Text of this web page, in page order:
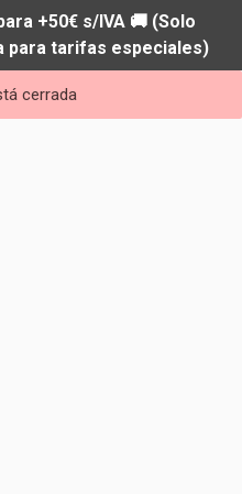
+50€ s/IVA 🚚 (Solo
para tarifas especiales)
cerrada